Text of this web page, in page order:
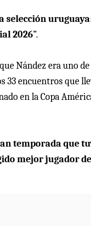
selección
2026”.
Nández era uno
33 encuentros que
en la Copa
temporada que
mejor jugador